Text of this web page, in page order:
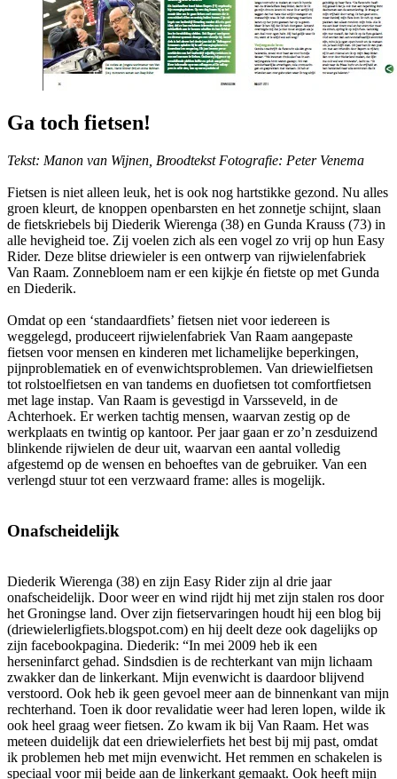
Ga toch fietsen!
Tekst: Manon van Wijnen, Broodtekst Fotografie: Peter Venema
Fietsen is niet alleen leuk, het is ook nog hartstikke gezond. Nu alles
groen kleurt, de knoppen openbarsten en het zonnetje schijnt, slaan
de fietskriebels bij Diederik Wierenga (38) en Gunda Krauss (73) in
alle hevigheid toe. Zij voelen zich als een vogel zo vrij op hun Easy
Rider. Deze blitse driewieler is een ontwerp van rijwielenfabriek
Van Raam. Zonnebloem nam er een kijkje én fietste op met Gunda
en Diederik.
Omdat op een ‘standaardfiets’ fietsen niet voor iedereen is
weggelegd, produceert rijwielenfabriek Van Raam aangepaste
fietsen voor mensen en kinderen met lichamelijke beperkingen,
pijnproblematiek en of evenwichtsproblemen. Van driewielfietsen
tot rolstoelfietsen en van tandems en duofietsen tot comfortfietsen
met lage instap. Van Raam is gevestigd in Varsseveld, in de
Achterhoek. Er werken tachtig mensen, waarvan zestig op de
werkplaats en twintig op kantoor. Per jaar gaan er zo’n zesduizend
blinkende rijwielen de deur uit, waarvan een aantal volledig
afgestemd op de wensen en behoeftes van de gebruiker. Van een
verlengd stuur tot een verzwaard frame: alles is mogelijk.
Onafscheidelijk
Diederik Wierenga (38) en zijn Easy Rider zijn al drie jaar
onafscheidelijk. Door weer en wind rijdt hij met zijn stalen ros door
het Groningse land. Over zijn fietservaringen houdt hij een blog bij
(driewielerligfiets.blogspot.com) en hij deelt deze ook dagelijks op
zijn facebookpagina. Diederik: “In mei 2009 heb ik een
herseninfarct gehad. Sindsdien is de rechterkant van mijn lichaam
zwakker dan de linkerkant. Mijn evenwicht is daardoor blijvend
verstoord. Ook heb ik geen gevoel meer aan de binnenkant van mijn
rechterhand. Toen ik door revalidatie weer had leren lopen, wilde ik
ook heel graag weer fietsen. Zo kwam ik bij Van Raam. Het was
meteen duidelijk dat een driewielerfiets het best bij mij past, omdat
ik problemen heb met mijn evenwicht. Het remmen en schakelen is
speciaal voor mij beide aan de linkerkant gemaakt. Ook heeft mijn